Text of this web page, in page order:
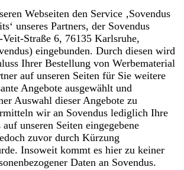
Webseiten den Service ‚Sovendus
unseres Partners, der Sovendus
Straße 6, 76135 Karlsruhe,
eingebunden. Durch diesen wird
Ihrer Bestellung von Werbematerial
auf unseren Seiten für Sie weitere
Angebote ausgewählt und
Auswahl dieser Angebote zu
wir an Sovendus lediglich Ihre
unseren Seiten eingegebene
zuvor durch Kürzung
Insoweit kommt es hier zu keiner
Daten an Sovendus.